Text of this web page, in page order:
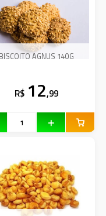
BISCOITO AGNUS 140G
R$ 12,99